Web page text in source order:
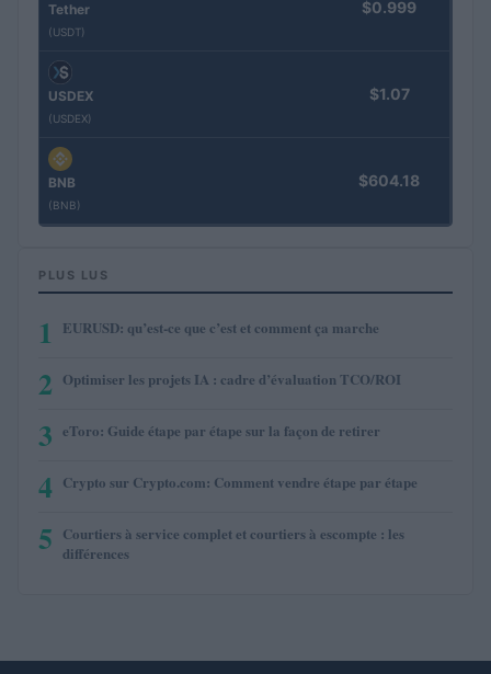
Tether
(USDT)
$0.999
USDEX
(USDEX)
$1.07
BNB
(BNB)
$604.18
PLUS LUS
1 EURUSD: qu’est-ce que c’est et comment ça marche
2 Optimiser les projets IA : cadre d’évaluation TCO/ROI
3 eToro: Guide étape par étape sur la façon de retirer
4 Crypto sur Crypto.com: Comment vendre étape par étape
5 Courtiers à service complet et courtiers à escompte : les
différences